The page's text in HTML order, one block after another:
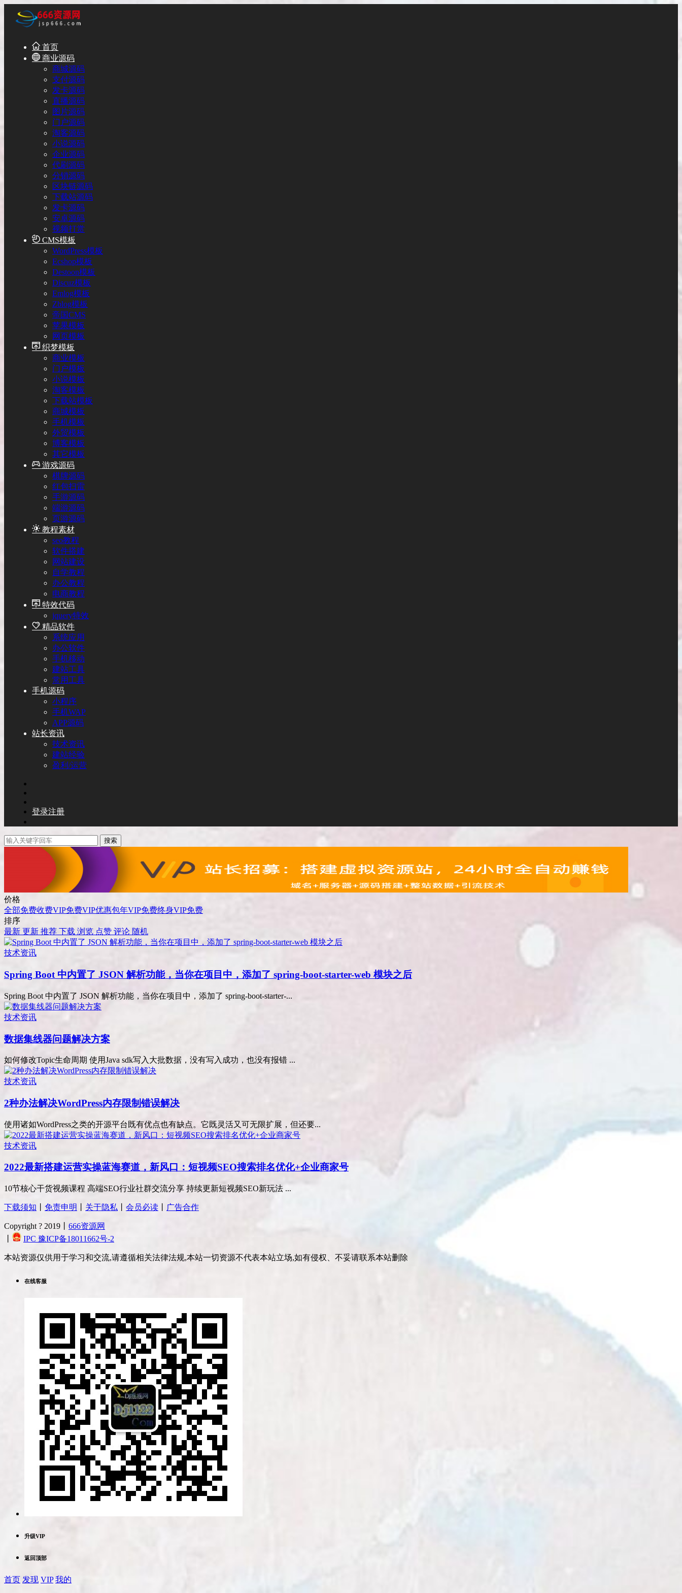
首页
商业源码
商城源码
支付源码
发卡源码
直播源码
图片源码
门户源码
淘客源码
小说源码
企业源码
代刷源码
分销源码
区块链源码
下载站源码
发卡源码
安卓源码
视频打赏
CMS模板
WordPress模板
Ecshop模板
Destoon模板
Discuz模板
Emlog模板
Zblog模板
帝国CMS
苹果模板
网页模板
织梦模板
商业模板
门户模板
小说模板
淘客模板
下载站模板
商城模板
手机模板
外贸模板
博客模板
其它模板
游戏源码
棋牌源码
红包扫雷
手游源码
端游源码
页游源码
教程素材
seo教程
软件搭建
网站建设
自学教程
办公教程
电商教程
特效代码
jquery特效
精品软件
系统应用
办公软件
手机移动
建站工具
常用工具
手机源码
小程序
手机WAP
APP源码
站长资讯
技术资讯
建站经验
盈利/运营
登录注册
搜索
价格
全部免费收费VIP免费VIP优惠包年VIP免费终身VIP免费
排序
最新 更新 推荐 下载 浏览 点赞 评论 随机
技术资讯
Spring Boot 中内置了 JSON 解析功能，当你在项目中，添加了 spring-boot-starter-web 模块之后
Spring Boot 中内置了 JSON 解析功能，当你在项目中，添加了 spring-boot-starter-...
技术资讯
数据集线器问题解决方案
如何修改Topic生命周期 使用Java sdk写入大批数据，没有写入成功，也没有报错 ...
技术资讯
2种办法解决WordPress内存限制错误解决
使用诸如WordPress之类的开源平台既有优点也有缺点。它既灵活又可无限扩展，但还要...
技术资讯
2022最新搭建运营实操蓝海赛道，新风口：短视频SEO搜索排名优化+企业商家号
10节核心干货视频课程 高端SEO行业社群交流分享 持续更新短视频SEO新玩法 ...
下载须知 免责申明 关于隐私 会员必读 广告合作
Copyright ? 2019丨 666资源网
IPC 豫ICP备18011662号-2
本站资源仅供用于学习和交流,请遵循相关法律法规,本站一切资源不代表本站立场,如有侵权、不妥请联系本站删除
在线客服
升级VIP
返回顶部
首页 发现 VIP 我的